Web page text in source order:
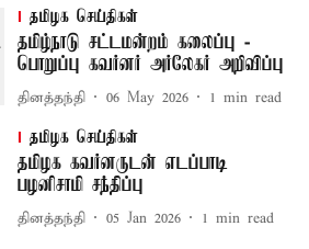
தமிழக செய்திகள்
தமிழ்நாடு சட்டமன்றம் கலைப்பு -
பொறுப்பு கவர்னர் அர்லேகர் அறிவிப்பு
தினத்தந்தி 06 May 2026 1 min read
தமிழக செய்திகள்
தமிழக கவர்னருடன் எடப்பாடி
பழனிசாமி சந்திப்பு
தினத்தந்தி 05 Jan 2026 1 min read